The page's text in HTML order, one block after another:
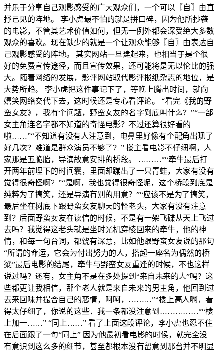
并乐于分享自己观影感受的广大观众们，一个可以〖自〗由直
抒己见的阵地。 李小虎最不怕的就是拼口碑，因为他所抄袭
的电影，不管其艺术价值如何，但无一例外都会深受绝大多数
观众的喜欢。现在缺少的就是一个让观众能够〖自〗由表达自
己观影感受的阵地。 其实网站一旦建起来，也相当于是个很
好的免费宣传途径，而且宣传效果，还可能将是无以伦比的强
大。随着网络的发展，影评网站取代影评报纸杂志的地位，是
大势所趋。 李小虎把这件事记下了，等晚上腾出时间，就向
嬉笑网络交代下去，这时候还是专心看评论。 “看完《我的野
蛮女友》，我有个问题，野蛮女友的名字到底叫什么？”“一部
女主角连名字都不知道的奇怪电影？不过还算很好看的
啦……”“不知道有没有人注意到，电鼻里好像有个配角出现了
好几次？难道是群众演员不够了？” 楼主看电影不仔细啊，人
家那是五脆胎，导演故意安排的桥段。 ………”“牵牛最后打
开两年前埋下的时间囊，里面却蹦出了一只青蛙，大家有没有
觉得很奇怪啊？”“是啊，我也觉得很奇怪呢，这个桥段到底是
纯粹为了搞笑，还是导演有别的用意？”“应该不是为了搞笑，
最后坐在树底下跟野蛮女友聊天的怪老头，大家有没有注意
到？后面野蛮女友在读信的时候，不是有一架飞碟从天上飞过
去吗？我觉得这老头就是坐时光机穿棱回来的牵牛，他的神
情，和每一句台词，都饶有深意，比如他跟野蛮女友说的那句
“所谓的命运，它会为付出努力的人，搭起一座名为偶然的桥
粱”最后电影的结尾，牵牛与野蛮女友重逢的时候，不也这样
说过吗？还有，女主角不是在多处提到“来自未来的人”吗？这
些都更让我相信，那个老人就是来自未来的男主角，他回到过
去来回味并撮合自己的恋情，呵呵，………”“楼上高人啊，看
得太仔细了，你说的这些，我一条都没注意到……………”“楼
上加一……” “同上……” 看了上面这段评论，李小虎也忍不住
在后面跟了一句“同上” 因为他最初看电影的时候，就完全没
有意识到这么多的细节，甚至都根本没有留意到那台并不明显